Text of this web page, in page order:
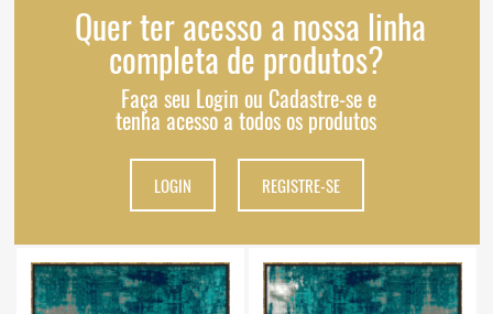
Quer ter acesso a nossa linha
completa de produtos?
Faça seu Login ou Cadastre-se e
tenha acesso a todos os produtos
LOGIN REGISTRE-SE